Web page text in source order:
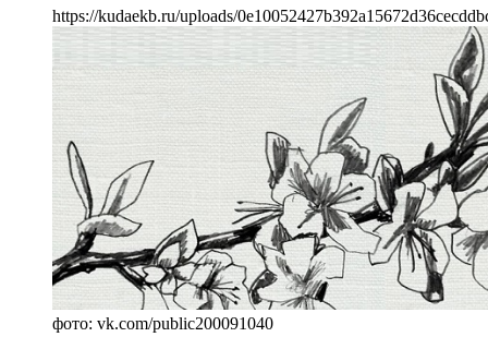
https://kudaekb.ru/uploads/
фото: vk.com/public200091040